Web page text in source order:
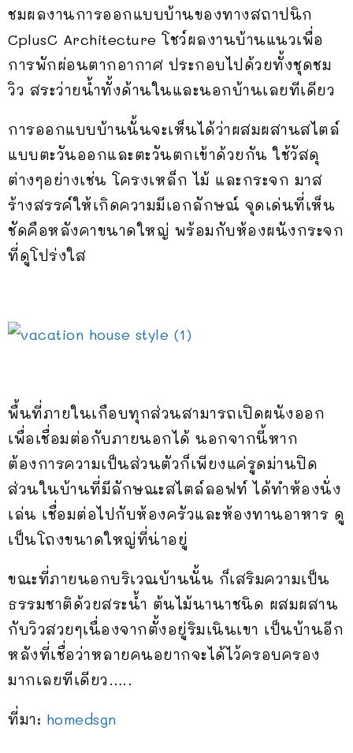
ชมผลงานการออกแบบบ้านของทางสถาปนิก
CplusC Architecture โชว์ผลงานบ้านแนวเพื่อ
การพักผ่อนตากอากาศ ประกอบไปด้วยทั้งชุดชม
วิว สระว่ายน้ำทั้งด้านในและนอกบ้านเลยทีเดียว
การออกแบบบ้านนั้นจะเห็นได้ว่าผสมผสานสไตล์
แบบตะวันออกและตะวันตกเข้าด้วยกัน ใช้วัสดุ
ต่างๆอย่างเช่น โครงเหล็ก ไม้ และกระจก มาส
ร้างสรรค์ให้เกิดความมีเอกลักษณ์ จุดเด่นที่เห็น
ชัดคือหลังคาขนาดใหญ่ พร้อมกับห้องผนังกระจก
ที่ดูโปร่งใส
พื้นที่ภายในเกือบทุกส่วนสามารถเปิดผนังออก
เพื่อเชื่อมต่อกับภายนอกได้ นอกจากนี้หาก
ต้องการความเป็นส่วนตัวก็เพียงแค่รูดม่านปิด
ส่วนในบ้านที่มีลักษณะสไตล์ลอฟท์ ได้ทำห้องนั่ง
เล่น เชื่อมต่อไปกับห้องครัวและห้องทานอาหาร ดู
เป็นโถงขนาดใหญ่ที่น่าอยู่
ขณะที่ภายนอกบริเวณบ้านนั้น ก็เสริมความเป็น
ธรรมชาติด้วยสระน้ำ ต้นไม้นานาชนิด ผสมผสาน
กับวิวสวยๆเนื่องจากตั้งอยู่ริมเนินเขา เป็นบ้านอีก
หลังที่เชื่อว่าหลายคนอยากจะได้ไว้ครอบครอง
มากเลยทีเดียว…..
ที่มา: homedsgn